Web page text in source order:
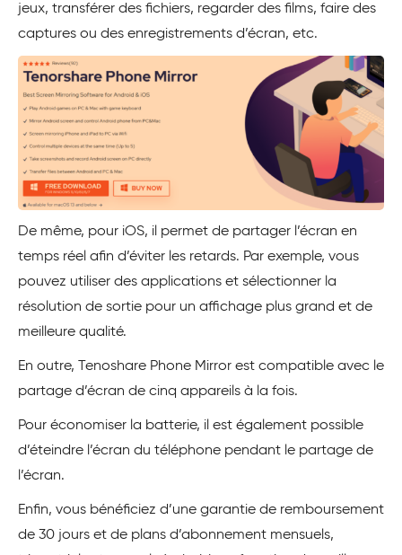
jeux, transférer des fichiers, regarder des films, faire des
captures ou des enregistrements d’écran, etc.
De même, pour iOS, il permet de partager l’écran en
temps réel afin d’éviter les retards. Par exemple, vous
pouvez utiliser des applications et sélectionner la
résolution de sortie pour un affichage plus grand et de
meilleure qualité.
En outre, Tenoshare Phone Mirror est compatible avec le
partage d’écran de cinq appareils à la fois.
Pour économiser la batterie, il est également possible
d’éteindre l’écran du téléphone pendant le partage de
l’écran.
Enfin, vous bénéficiez d’une garantie de remboursement
de 30 jours et de plans d’abonnement mensuels,